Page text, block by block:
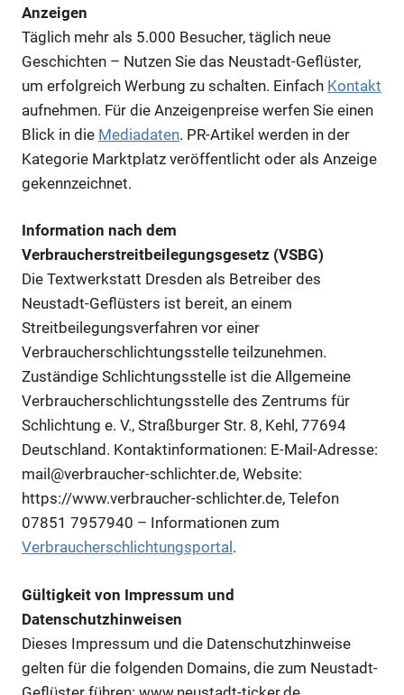
Anzeigen
Täglich mehr als 5.000 Besucher, täglich neue
Geschichten – Nutzen Sie das Neustadt-Geflüster,
um erfolgreich Werbung zu schalten. Einfach Kontakt
aufnehmen. Für die Anzeigenpreise werfen Sie einen
Blick in die Mediadaten. PR-Artikel werden in der
Kategorie Marktplatz veröffentlicht oder als Anzeige
gekennzeichnet.
Information nach dem
Verbraucherstreitbeilegungsgesetz (VSBG)
Die Textwerkstatt Dresden als Betreiber des
Neustadt-Geflüsters ist bereit, an einem
Streitbeilegungsverfahren vor einer
Verbraucherschlichtungsstelle teilzunehmen.
Zuständige Schlichtungsstelle ist die Allgemeine
Verbraucherschlichtungsstelle des Zentrums für
Schlichtung e. V., Straßburger Str. 8, Kehl, 77694
Deutschland. Kontaktinformationen: E-Mail-Adresse:
mail@verbraucher-schlichter.de, Website:
https://www.verbraucher-schlichter.de, Telefon
07851 7957940 – Informationen zum
Verbraucherschlichtungsportal .
Gültigkeit von Impressum und
Datenschutzhinweisen
Dieses Impressum und die Datenschutzhinweise
gelten für die folgenden Domains, die zum Neustadt-